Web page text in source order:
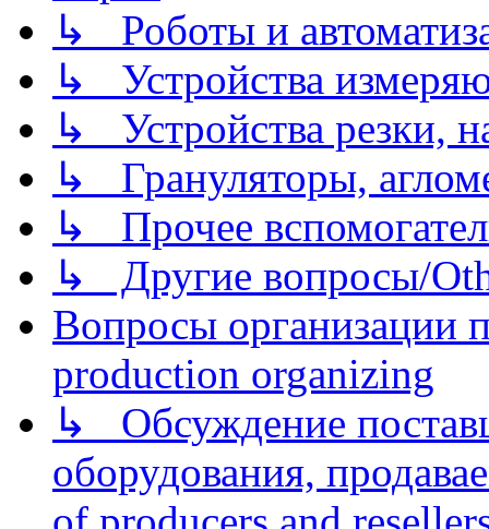
↳ Роботы и
↳ Устройства
↳ Устройства резки,
↳ Грануляторы,
↳ Прочее
↳ Другие вопросы/
Вопросы организации
production organizing
↳ Обсуждение
оборудования,